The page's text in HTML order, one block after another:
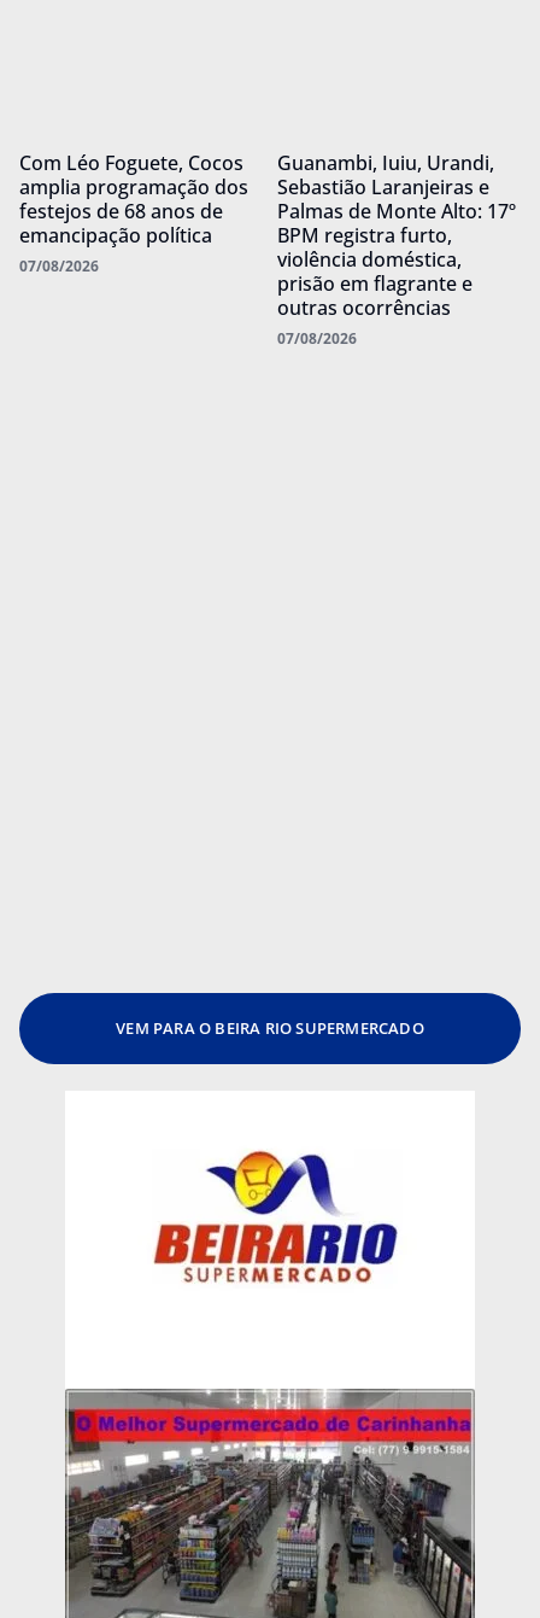
Com Léo Foguete, Cocos
amplia programação dos
festejos de 68 anos de
emancipação política
07/08/2026
Guanambi, Iuiu, Urandi,
Sebastião Laranjeiras e
Palmas de Monte Alto: 17º
BPM registra furto,
violência doméstica,
prisão em flagrante e
outras ocorrências
07/08/2026
VEM PARA O BEIRA RIO SUPERMERCADO